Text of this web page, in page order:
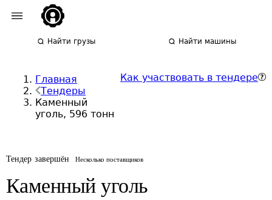
Найти грузы Найти машины
Главная
Тендеры
Каменный
уголь, 596 тонн
Как участвовать в тендере
Тендер завершён Несколько поставщиков
Каменный уголь